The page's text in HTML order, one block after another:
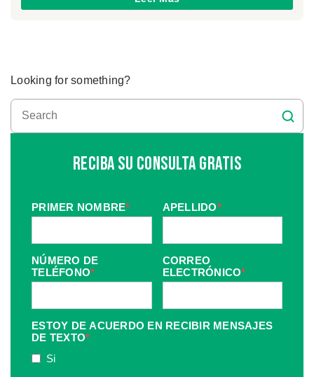
Looking for something?
Reciba Su Consulta Gratis
PRIMER NOMBRE* APELLIDO*
NÚMERO DE
TELÉFONO*
CORREO
ELECTRÓNICO*
ESTOY DE ACUERDO EN RECIBIR MENSAJES
DE TEXTO*
Si